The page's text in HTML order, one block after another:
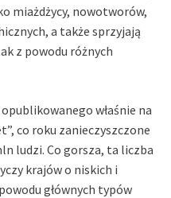
miażdżycy, nowotworów,
a także sprzyjają
z powodu różnych
właśnie na
co roku zanieczyszczone
ludzi. Co gorsza, ta liczba
krajów o niskich i
głównych typów